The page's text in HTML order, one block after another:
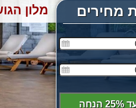
מלון מחירים